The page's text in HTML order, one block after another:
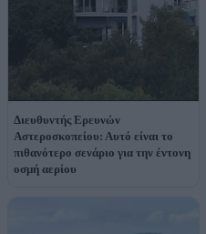
Διευθυντής Ερευνών
Αστεροσκοπείου: Αυτό είναι το
πιθανότερο σενάριο για την έντονη
οσμή αερίου